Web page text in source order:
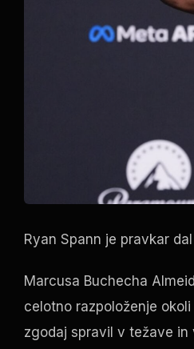
Ryan Spann je pravkar
Marcusa Buchecha
celotno razpoloženje
zgodaj spravil v težave in